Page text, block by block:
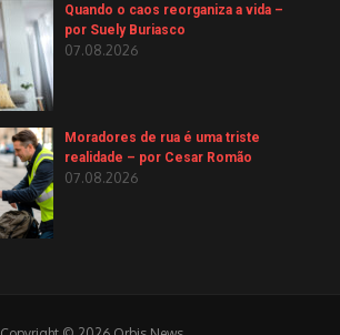
Quando o caos reorganiza a vida –
por Suely Buriasco
07.08.2026
Moradores de rua é uma triste
realidade – por Cesar Romão
07.08.2026